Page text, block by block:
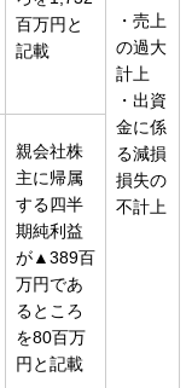
百万円と
記載
・売上
の過大
計上
・出資
金に係
る減損
損失の
不計上
親会社株
主に帰属
する四半
期純利益
が▲389百
万円であ
るところ
を80百万
円と記載